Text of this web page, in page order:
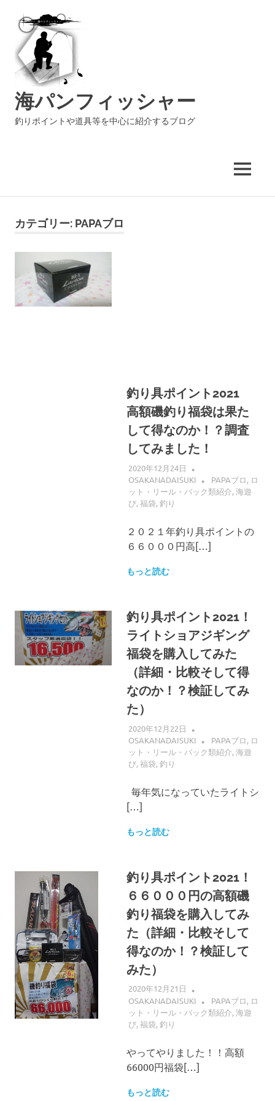
海パンフィッシャー
釣りポイントや道具等を中心に紹介するブログ
MENU
カテゴリー: PAPAブロ
釣り具ポイント2021
高額磯釣り福袋は果た
して得なのか！？調査
してみました！
2020年12月24日
OSAKANADAISUKI
PAPAブロ, ロ
ット・リール・バック類紹介,海遊
び,福袋,釣り
２０２１年釣り具ポイントの
６６０００円高[…]
もっと読む
釣り具ポイント2021！
ライトショアジギング
福袋を購入してみた
（詳細・比較そして得
なのか！？検証してみ
た）
2020年12月22日
OSAKANADAISUKI
PAPAブロ, ロ
ット・リール・バック類紹介,海遊
び,福袋,釣り
毎年気になっていたライトシ
[…]
もっと読む
釣り具ポイント2021！
６６０００円の高額磯
釣り福袋を購入してみ
た（詳細・比較そして
得なのか！？検証して
みた）
2020年12月21日
OSAKANADAISUKI
PAPAブロ, ロ
ット・リール・バック類紹介,海遊
び,福袋,釣り
やってやりました！！高額
66000円福袋[…]
もっと読む